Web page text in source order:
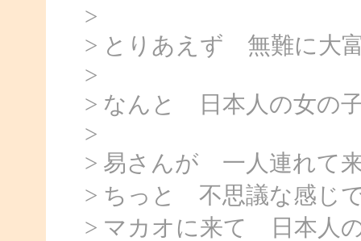
>
> とりあえず 無難に大
>
> なんと 日本人の女の
>
> 易さんが 一人連れて
> ちっと 不思議な感じ
> マカオに来て 日本人